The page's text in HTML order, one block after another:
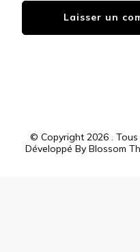
© Copyright 2026 .
Développé By Blossom